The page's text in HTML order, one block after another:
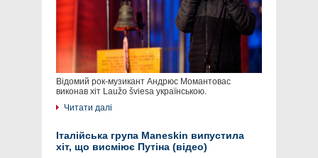
Відомий рок-музикант Андрюс Момантовас
виконав хіт Laužo šviesa українською.
Читати далі
Італійська група Maneskin випустила
хіт, що висміює Путіна (відео)